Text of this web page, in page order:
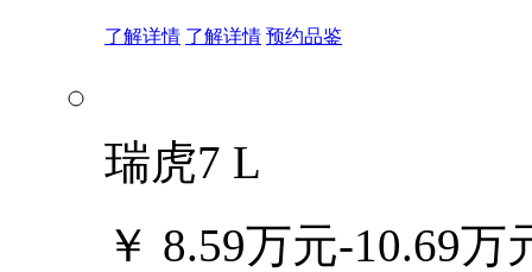
了解详情 了解详情 预约品鉴
瑞虎7 L
￥ 8.59万元-10.69万